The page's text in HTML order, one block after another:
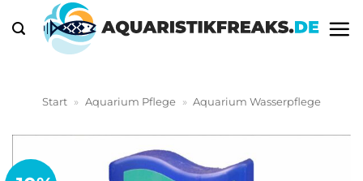
Inhalt
springen
Start » Aquarium Pflege » Aquarium Wasserpflege